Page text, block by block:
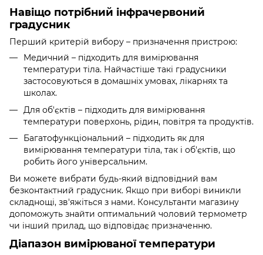
Навіщо потрібний інфрачервоний
градусник
Перший критерій вибору – призначення пристрою:
Медичний – підходить для вимірювання
температури тіла. Найчастіше такі градусники
застосовуються в домашніх умовах, лікарнях та
школах.
Для об'єктів – підходить для вимірювання
температури поверхонь, рідин, повітря та продуктів.
Багатофункціональний – підходить як для
вимірювання температури тіла, так і об'єктів, що
робить його універсальним.
Ви можете вибрати будь-який відповідний вам
безконтактний градусник. Якщо при виборі виникли
складнощі, зв'яжіться з нами. Консультанти магазину
допоможуть знайти оптимальний чоловий термометр
чи інший прилад, що відповідає призначенню.
Діапазон вимірюваної температури